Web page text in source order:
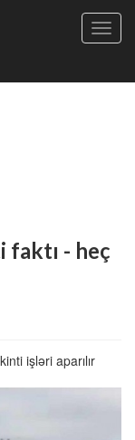
davam edir"
- heç
işləri aparılır